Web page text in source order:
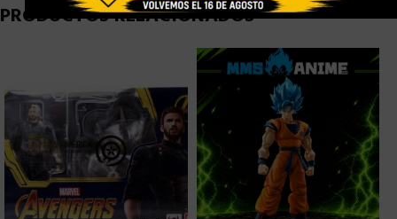
PRODUCTOS RELACIONADOS